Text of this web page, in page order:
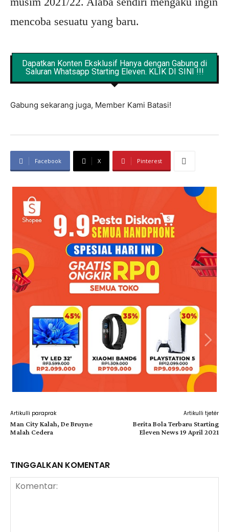
mencoba sesuatu yang baru.
Dapatkan Konten Eksklusif Hanya dengan Gabung di
Saluran Whatsapp Starting Eleven. KLIK DI SINI !!!
Gabung sekarang juga, Member Kami Batasi!
Facebook X Pinterest
Artikulli paraprak
Man City Kalah, De Bruyne
Malah Cedera
Artikulli tjetër
Berita Bola Terbaru Starting
Eleven News 19 April 2021
TINGGALKAN KOMENTAR